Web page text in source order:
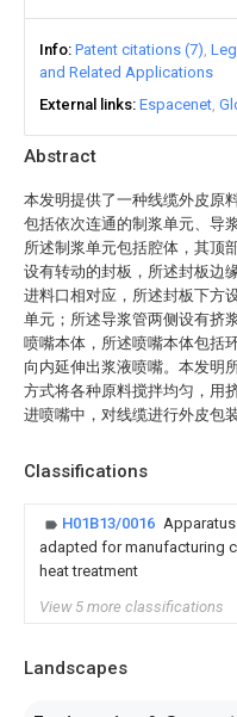
Abstract
本发明提供了一种线缆外皮原
包括依次连通的制浆单元、导
所述制浆单元包括腔体，其顶
设有转动的封板，所述封板边
进料口相对应，所述封板下方
单元；所述导浆管两侧设有挤
喷嘴本体，所述喷嘴本体包括
向内延伸出浆液喷嘴。本发明
方式将各种原料搅拌均匀，用
进喷嘴中，对线缆进行外皮包装
Classifications
H01B13/0016
adapted for manufacturing
heat treatment
View 5 more classifications
Landscapes
Info Patent citations (7)
and Related Applications
External links Espacenet